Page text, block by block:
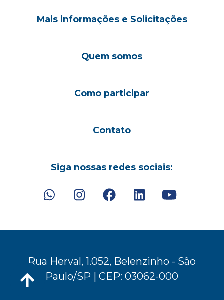
Mais informações e Solicitações
Quem somos
Como participar
Contato
Siga nossas redes sociais:
Rua Herval, 1.052, Belenzinho - São
Paulo/SP | CEP: 03062-000